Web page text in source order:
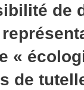
de
«
de